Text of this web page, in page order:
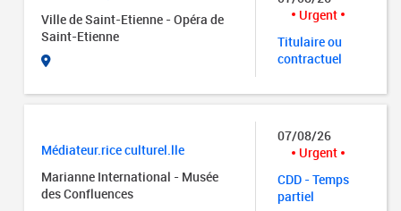
Ville de Saint-Etienne - Opéra de
Saint-Etienne
Urgent
Titulaire ou
contractuel
Médiateur.rice culturel.lle
Marianne International - Musée
des Confluences
07/08/26
Urgent
CDD - Temps
partiel